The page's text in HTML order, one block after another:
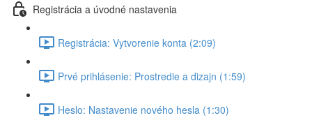
Registrácia a úvodné nastavenia
Registrácia: Vytvorenie konta (2:09)
Prvé prihlásenie: Prostredie a dizajn (1:59)
Heslo: Nastavenie nového hesla (1:30)